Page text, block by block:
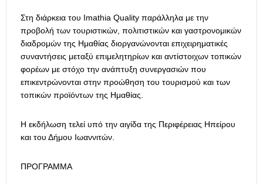
Στη διάρκεια του Imathia Quality παράλληλα με την
προβολή των τουριστικών, πολιτιστικών και γαστρονομικών
διαδρομών της Ημαθίας διοργανώνονται επιχειρηματικές
συναντήσεις μεταξύ επιμελητηρίων και αντίστοιχων τοπικών
φορέων με στόχο την ανάπτυξη συνεργασιών που
επικεντρώνονται στην προώθηση του τουρισμού και των
τοπικών προϊόντων της Ημαθίας.
Η εκδήλωση τελεί υπό την αιγίδα της Περιφέρειας Ηπείρου
και του Δήμου Ιωαννιτών.
ΠΡΟΓΡΑΜΜΑ